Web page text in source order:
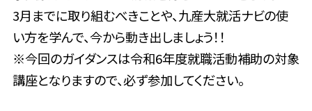
3月までに取り組むべきことや、九産大就活ナビの使
い方を学んで、今から動き出しましょう！！
※今回のガイダンスは令和6年度就職活動補助の対象
講座となりますので、必ず参加してください。